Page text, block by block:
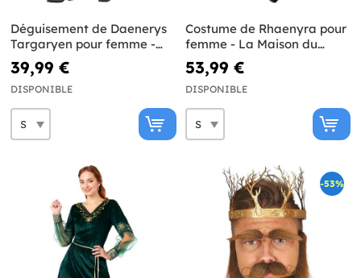
Déguisement de Daenerys
Targaryen pour femme -
Game of Thrones
39,99 €
DISPONIBLE
Costume de Rhaenyra pour
femme - La Maison du
Dragon
53,99 €
DISPONIBLE
-53%